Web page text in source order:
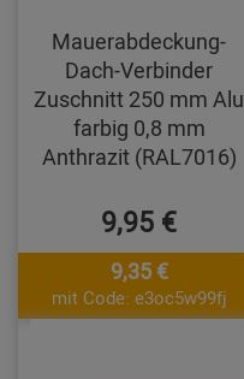
Mauerabdeckung-
Dach-Verbinder
Zuschnitt 250 mm Alu
farbig 0,8 mm
Anthrazit (RAL7016)
9,95 €
9,35 €
mit Code: e3oc5w99fj